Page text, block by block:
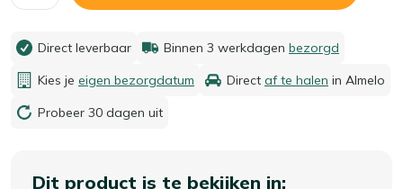
Direct leverbaar Binnen 3 werkdagen bezorgd
Kies je eigen bezorgdatum Direct af te halen in Almelo
Probeer 30 dagen uit
Dit product is te bekijken in: